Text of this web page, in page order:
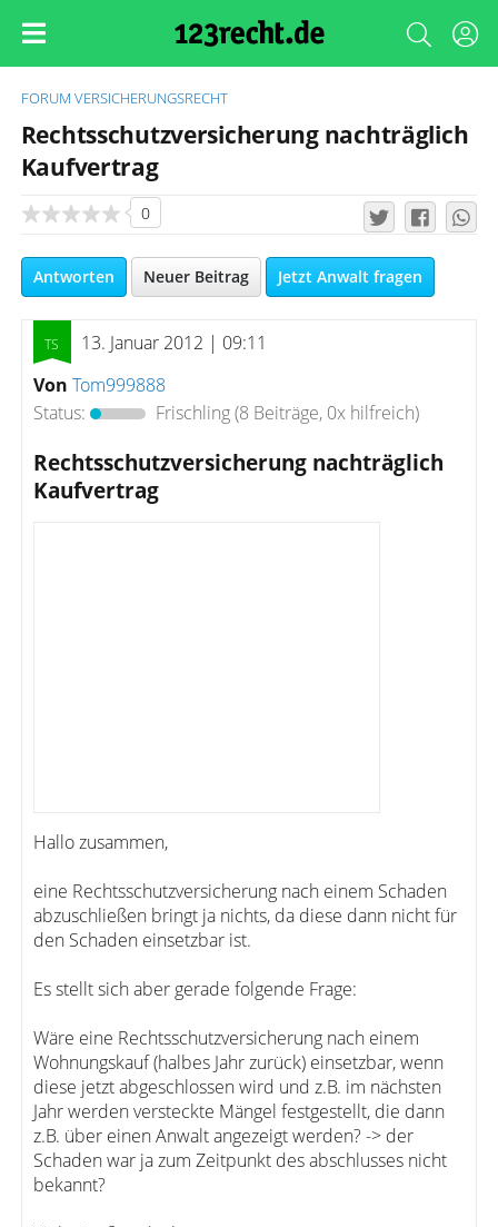
FORUM VERSICHERUNGSRECHT
Rechtsschutzversicherung nachträglich
Kaufvertrag
0
Antworten Neuer Beitrag Jetzt Anwalt fragen
13. Januar 2012 | 09:11
Von Tom999888
Status:
Frischling(8 Beiträge, 0x hilfreich)
Rechtsschutzversicherung nachträglich
Kaufvertrag
Hallo zusammen,
eine Rechtsschutzversicherung nach einem Schaden
abzuschließen bringt ja nichts, da diese dann nicht für
den Schaden einsetzbar ist.
Es stellt sich aber gerade folgende Frage:
Wäre eine Rechtsschutzversicherung nach einem
Wohnungskauf (halbes Jahr zurück) einsetzbar, wenn
diese jetzt abgeschlossen wird und z.B. im nächsten
Jahr werden versteckte Mängel festgestellt, die dann
z.B. über einen Anwalt angezeigt werden? -> der
Schaden war ja zum Zeitpunkt des abschlusses nicht
bekannt?